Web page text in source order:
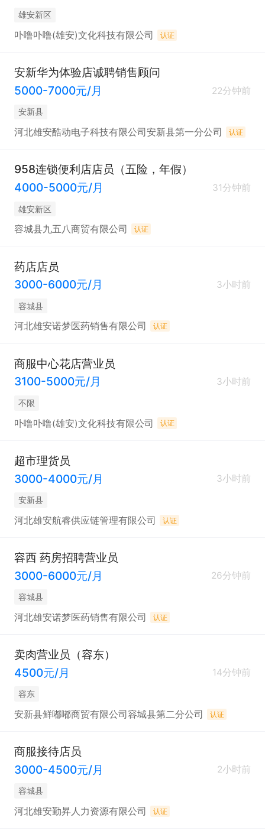
雄安新区
卟噜卟噜(雄安)文化科技有限公司 认证
安新华为体验店诚聘销售顾问
5000-7000元/月
22分钟前
安新县
河北雄安酷动电子科技有限公司安新县第一分公司 认证
958连锁便利店店员（五险，年假）
4000-5000元/月
31分钟前
雄安新区
容城县九五八商贸有限公司 认证
药店店员
3000-6000元/月
3小时前
容城县
河北雄安诺梦医药销售有限公司 认证
商服中心花店营业员
3100-5000元/月
3小时前
不限
卟噜卟噜(雄安)文化科技有限公司 认证
超市理货员
3000-4000元/月
3小时前
安新县
河北雄安航睿供应链管理有限公司 认证
容西 药房招聘营业员
3000-6000元/月
26分钟前
容城县
河北雄安诺梦医药销售有限公司 认证
卖肉营业员（容东）
4500元/月
14分钟前
容东
安新县鲜嘟嘟商贸有限公司容城县第二分公司 认证
商服接待店员
3000-4500元/月
2小时前
容城县
河北雄安勤昇人力资源有限公司 认证